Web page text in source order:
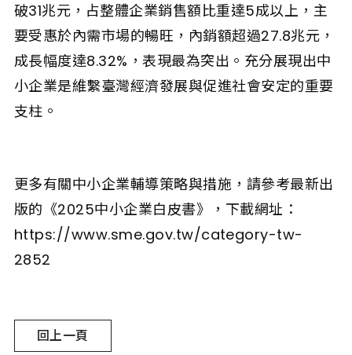
破31兆元，占整體企業銷售額比重達5成以上，主
要受惠於內需市場的暢旺，內銷額超過27.8兆元，
成長幅度達8.32%，表現最為突出。充分展現出中
小企業是維繫臺灣經濟發展與促進社會安定的重要
支柱。
更多有關中小企業輔導策略與措施，請參考最新出
版的《2025中小企業白皮書》，下載網址：
https://www.sme.gov.tw/category-tw-
2852
回上一頁